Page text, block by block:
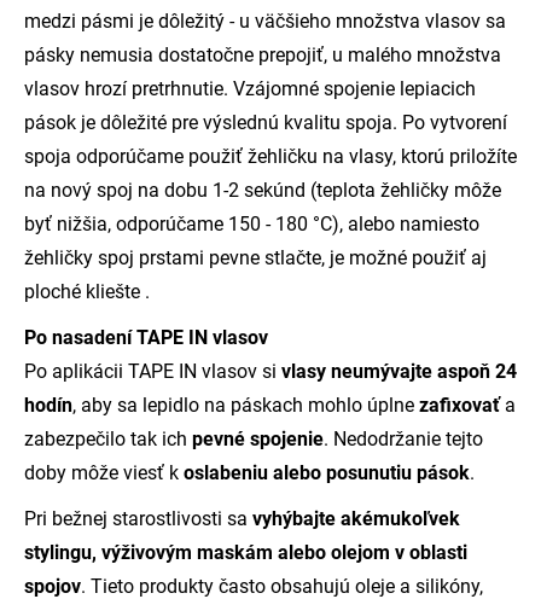
medzi pásmi je dôležitý - u väčšieho množstva vlasov sa
pásky nemusia dostatočne prepojiť, u malého množstva
vlasov hrozí pretrhnutie. Vzájomné spojenie lepiacich
pások je dôležité pre výslednú kvalitu spoja. Po vytvorení
spoja odporúčame použiť žehličku na vlasy, ktorú priložíte
na nový spoj na dobu 1-2 sekúnd (teplota žehličky môže
byť nižšia, odporúčame 150 - 180 °C), alebo namiesto
žehličky spoj prstami pevne stlačte, je možné použiť aj
ploché kliešte .
Po nasadení TAPE IN vlasov
Po aplikácii TAPE IN vlasov si vlasy neumývajte aspoň 24
hodín, aby sa lepidlo na páskach mohlo úplne zafixovaťa
zabezpečilo tak ich pevné spojenie. Nedodržanie tejto
doby môže viesť k oslabeniu alebo posunutiu pások.
Pri bežnej starostlivosti sa vyhýbajte akémukoľvek
stylingu, výživovým maskám alebo olejom v oblasti
spojov. Tieto produkty často obsahujú oleje a silikóny,